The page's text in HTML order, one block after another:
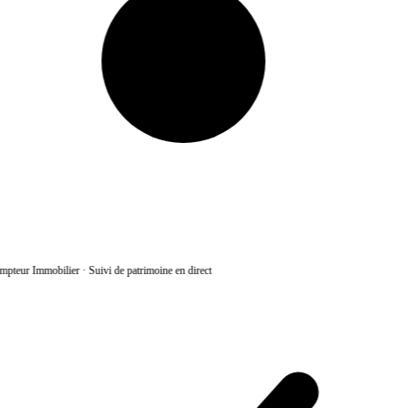
Immobilier·Suivi de patrimoine en direct